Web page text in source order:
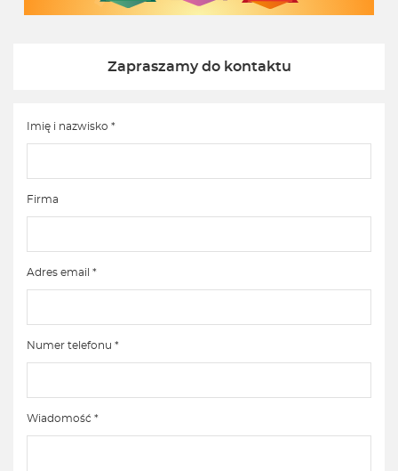
Zapraszamy do kontaktu
Imię i nazwisko *
Firma
Adres email *
Numer telefonu *
Wiadomość *